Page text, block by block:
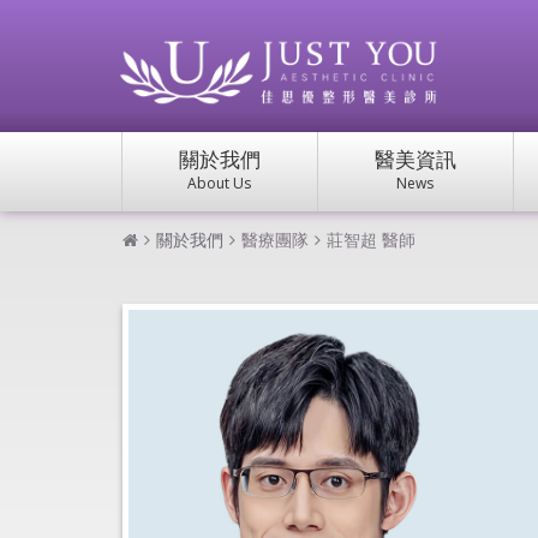
關於我們
About Us
醫美資訊
News
關於我們 醫療團隊 莊智超 醫師